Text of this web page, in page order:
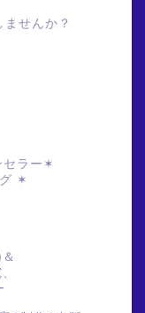
せんか？
セラー✶
✶